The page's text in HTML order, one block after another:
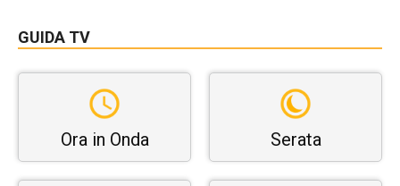
GUIDA TV
Ora in Onda Serata